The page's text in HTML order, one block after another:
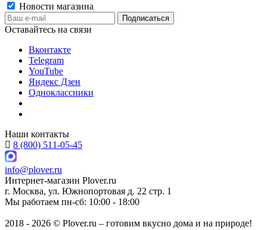
Новости магазина
Оставайтесь на связи
Вконтакте
Telegram
YouTube
Яндекс Дзен
Одноклассники
Наши контакты
8 (800) 511-05-45
info@plover.ru
Интернет-магазин Plover.ru
г. Москва, ул. Южнопортовая д. 22 стр. 1
Мы работаем пн-сб: 10:00 - 18:00
2018 - 2026 © Plover.ru – готовим вкусно дома и на природе!